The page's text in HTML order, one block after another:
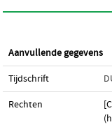
Aanvullende gegevens
Tijdschrift
Rechten